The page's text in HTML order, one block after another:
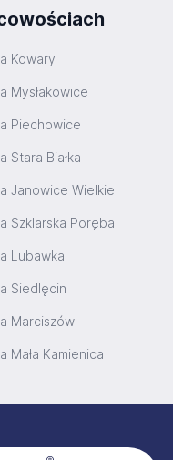
Kowary
Mysłakowice
Piechowice
Stara Białka
Janowice Wielkie
Szklarska Poręba
Lubawka
Siedlęcin
Marciszów
Mała Kamienica